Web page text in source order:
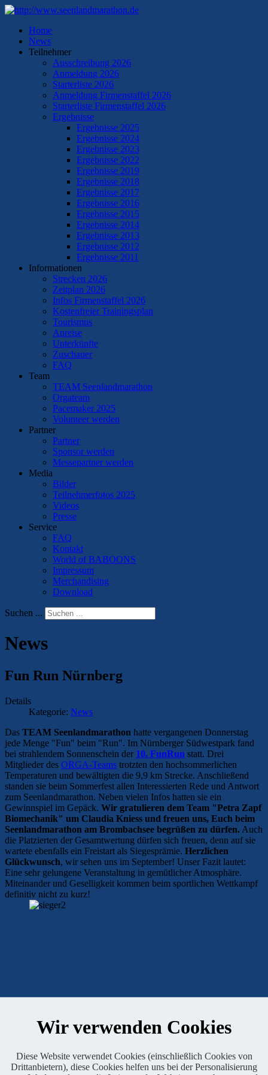
Home
News
Teilnehmer
Ausschreibung 2026
Anmeldung 2026
Starterliste 2026
Anmeldung Firmenstaffel 2026
Starterliste Firmenstaffel 2026
Ergebnisse
Ergebnisse 2025
Ergebnisse 2024
Ergebnisse 2023
Ergebnisse 2022
Ergebnisse 2019
Ergebnisse 2018
Ergebnisse 2017
Ergebnisse 2016
Ergebnisse 2015
Ergebnisse 2014
Ergebnisse 2013
Ergebnisse 2012
Ergebnisse 2011
Informationen
Strecken 2026
Zeitplan 2026
Infos Firmenstaffel 2026
Kostenfreier Trainingsplan
Tourismus
Anreise
Unterkünfte
Zuschauer
FAQ
Team
TEAM Seenlandmarathon
Orgateam
Pacemaker 2025
Volunteer werden
Partner
Partner
Sponsor werden
Messepartner werden
Media
Bilder
Teilnehmerfotos 2025
Videos
Presse
Service
FAQ
Kontakt
World of BABOONS
Impressum
Merchandising
Download
Suchen ...
News
Fun Run Nürnberg
Details
Kategorie: News
Das TEAM Seenlandmarathon hatte vergangenen Donnerstag
jede Menge "Fun" beim "Run". Im Nürnberger Südwestpark fand
bei strahlendem Sonnenschein der 10. FunRun statt. Drei
Mitglieder des ORGA-Teams trotzten den hochsommerlichen
Temperaturen und bewältigten die 9,9 km Strecke. Anschließend
standen sie beim Sommerfest allen Interessierten Rede und Antwort
zum Seenlandmarathon. Neben vielen Infos hatten sie ein
Gewinnspiel im Gepäck. Wir gratulieren dem Team "Petra Zapf
Biomechanik" um Claudia Kniess und freuen uns, Euch beim
Seenlandmarathon am Brombachsee begrüßen zu dürfen. Auch
die Platzierten der Gesamtwertung dürfen sich freuen, denn auf sie
wartete ebenfalls ein Freistart als Siegesprämie. Herzlichen
Glückwunsch, wir sehen uns im September! Unser Fazit lautet:
Eine sehr gelungene Veranstaltung in gemütlicher Atmosphäre.
Miteinander und Geselligkeit kommen beim sportlichen Wettkampf
definitiv nicht zu kurz!
Facebook
Wir verwenden Cookies
Diese Website verwendet Cookies (einschließlich Cookies von
Drittanbietern), diese Cookies helfen uns bei der Personalisierung